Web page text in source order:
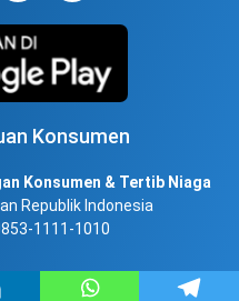
Konsumen
Konsumen & Tertib Niaga
Republik Indonesia
1111-1010